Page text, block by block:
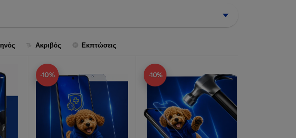
Ακριβός Εκπτώσεις
-10% -10%